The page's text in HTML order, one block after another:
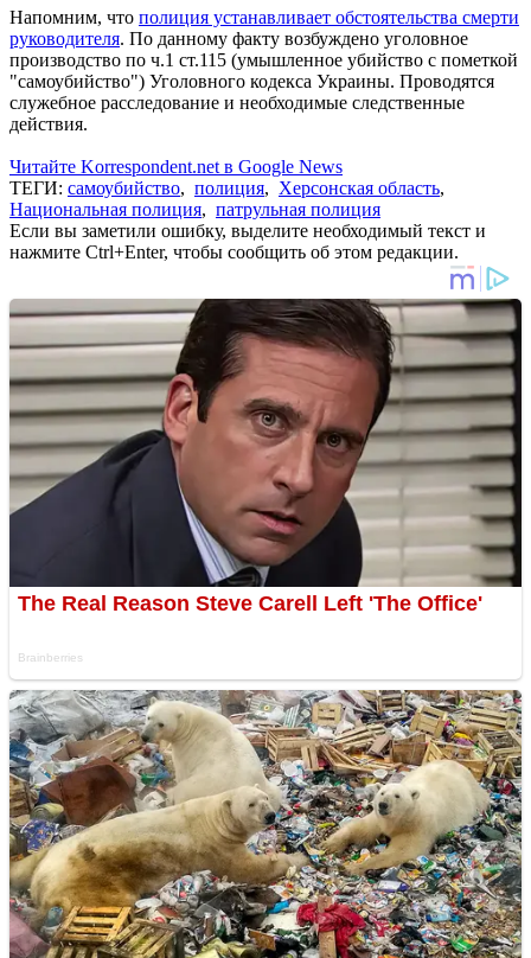
Напомним, что полиция устанавливает обстоятельства смерти
руководителя. По данному факту возбуждено уголовное
производство по ч.1 ст.115 (умышленное убийство с пометкой
"самоубийство") Уголовного кодекса Украины. Проводятся
служебное расследование и необходимые следственные
действия.
Читайте Korrespondent.net в Google News
ТЕГИ: самоубийство, полиция, Херсонская область,
Национальная полиция, патрульная полиция
Если вы заметили ошибку, выделите необходимый текст и
нажмите Ctrl+Enter, чтобы сообщить об этом редакции.